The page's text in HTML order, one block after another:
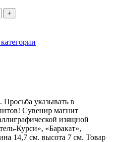
указывать в
Сувенир магнит
изящной
Курси», «Баракат»,
14,7 см. высота 7 см. Товар